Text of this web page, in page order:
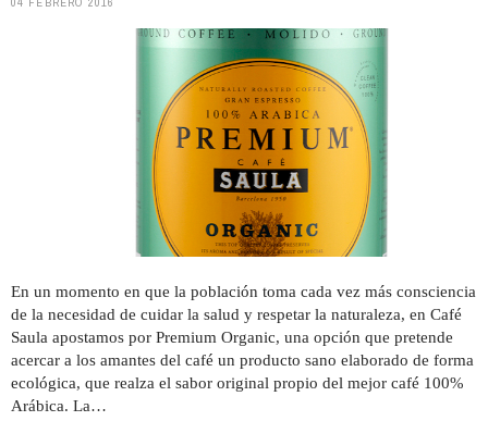
En un momento en que la población toma cada vez más consciencia
de la necesidad de cuidar la salud y respetar la naturaleza, en Café
Saula apostamos por Premium Organic, una opción que pretende
acercar a los amantes del café un producto sano elaborado de forma
ecológica, que realza el sabor original propio del mejor café 100%
Arábica. La…